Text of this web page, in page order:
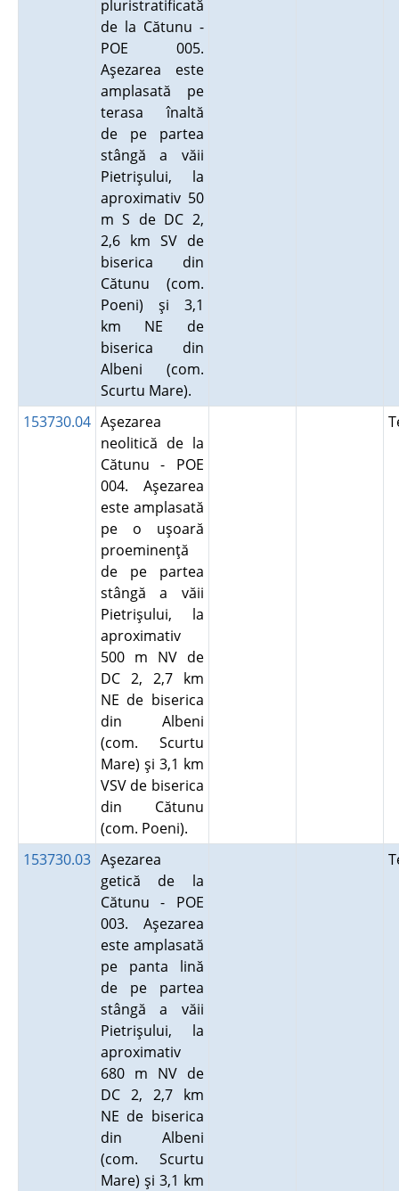
pluristratificată
de la Cătunu -
POE 005.
Aşezarea este
amplasată pe
terasa înaltă
de pe partea
stângă a văii
Pietrişului, la
aproximativ 50
m S de DC 2,
2,6 km SV de
biserica din
Cătunu (com.
Poeni) şi 3,1
km NE de
biserica din
Albeni (com.
Scurtu Mare).
153730.04 Aşezarea
neolitică de la
Cătunu - POE
004. Aşezarea
este amplasată
pe o uşoară
proeminenţă
de pe partea
stângă a văii
Pietrişului, la
aproximativ
500 m NV de
DC 2, 2,7 km
NE de biserica
din Albeni
(com. Scurtu
Mare) şi 3,1 km
VSV de biserica
din Cătunu
(com. Poeni).
153730.03 Aşezarea
getică de la
Cătunu - POE
003. Aşezarea
este amplasată
pe panta lină
de pe partea
stângă a văii
Pietrişului, la
aproximativ
680 m NV de
DC 2, 2,7 km
NE de biserica
din Albeni
(com. Scurtu
Mare) şi 3,1 km